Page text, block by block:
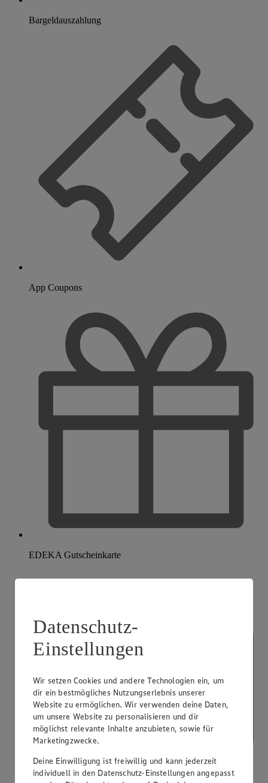
Bargeldauszahlung
App Coupons
EDEKA Gutscheinkarte
Datenschutz-
Einstellungen
Wir setzen Cookies und andere Technologien ein, um
dir ein bestmögliches Nutzungserlebnis unserer
Website zu ermöglichen. Wir verwenden deine Daten,
um unsere Website zu personalisieren und dir
möglichst relevante Inhalte anzubieten, sowie für
Marketingzwecke.
Deine Einwilligung ist freiwillig und kann jederzeit
individuell in den Datenschutz-Einstellungen angepasst